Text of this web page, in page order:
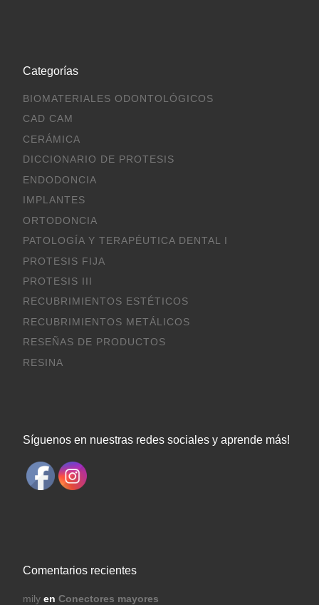
Categorías
BIOMATERIALES ODONTOLÓGICOS
CAD CAM
CERÁMICA
DICCIONARIO DE PROTESIS
ENDODONCIA
IMPLANTES
ORTODONCIA
PATOLOGÍA Y TERAPÉUTICA DENTAL I
PROTESIS FIJA
PROTESIS III
RECUBRIMIENTOS ESTÉTICOS
RECUBRIMIENTOS METÁLICOS
RESEÑAS DE PRODUCTOS
RESINA
Síguenos en nuestras redes sociales y aprende más!
Comentarios recientes
milyen Conectores mayores